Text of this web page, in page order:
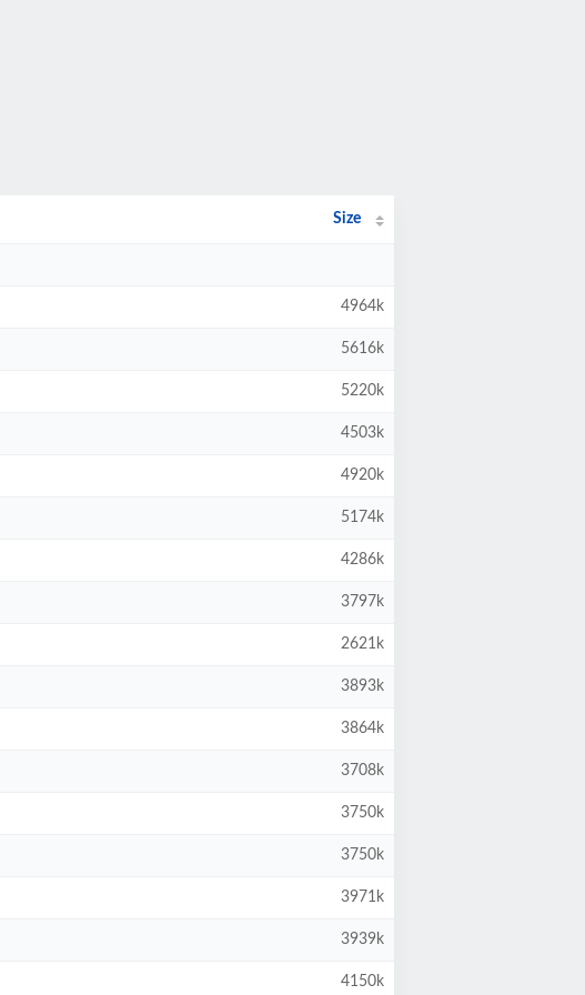
Size
4964k
5616k
5220k
4503k
4920k
5174k
4286k
3797k
2621k
3893k
3864k
3708k
3750k
3750k
3971k
3939k
4150k